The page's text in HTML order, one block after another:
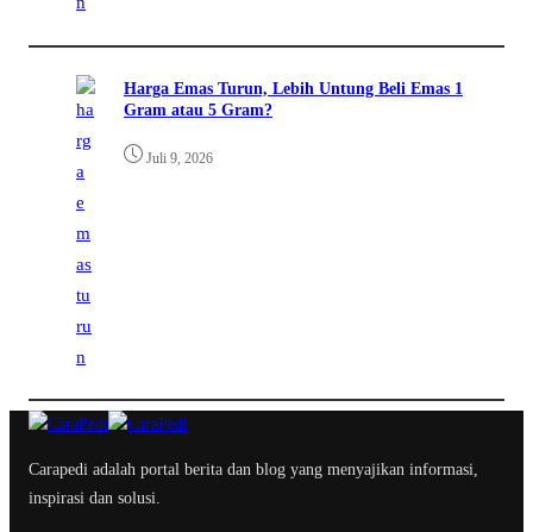
Harga Emas Turun, Lebih Untung Beli Emas 1
Gram atau 5 Gram?
Juli 9, 2026
Carapedi adalah portal berita dan blog yang menyajikan informasi,
inspirasi dan solusi.